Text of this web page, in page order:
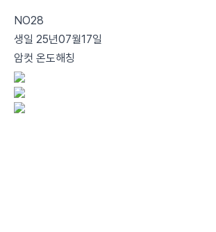
NO28
생일 25년07월17일
암컷 온도해칭